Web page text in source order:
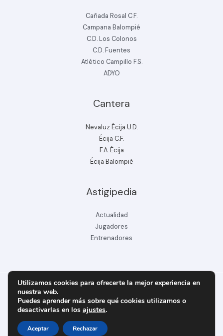
Cañada Rosal C.F.
Campana Balompié
C.D. Los Colonos
C.D. Fuentes
Atlético Campillo F.S.
ADYO
Cantera
Nevaluz Écija U.D.
Écija C.F.
F.A. Écija
Écija Balompié
Astigipedia
Actualidad
Jugadores
Entrenadores
Copyright © 2026 ecijabpeinfo.com
Utilizamos cookies para ofrecerte la mejor experiencia en
nuestra web.
Puedes aprender más sobre qué cookies utilizamos o
desactivarlas en los ajustes.
Aceptar Rechazar